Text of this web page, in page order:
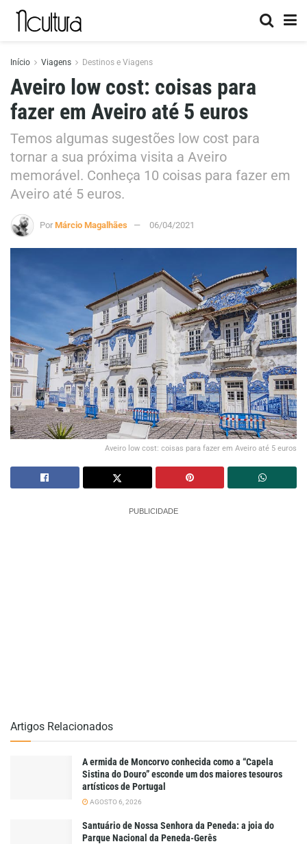
Início Viagens Destinos e Viagens
Aveiro low cost: coisas para
fazer em Aveiro até 5 euros
Temos algumas sugestões low cost para
tornar a sua próxima visita a Aveiro
memorável. Conheça 10 coisas para fazer em
Aveiro até 5 euros.
Por Márcio Magalhães 06/04/2021
Aveiro low cost: coisas para fazer em Aveiro até 5 euros
PUBLICIDADE
Artigos Relacionados
A ermida de Moncorvo conhecida como a “Capela
Sistina do Douro” esconde um dos maiores tesouros
artísticos de Portugal
AGOSTO 6, 2026
Santuário de Nossa Senhora da Peneda: a joia do
Parque Nacional da Peneda-Gerês